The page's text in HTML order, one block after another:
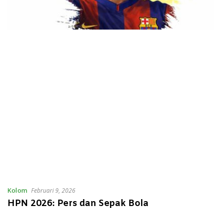
Kolom Februari 9, 2026
HPN 2026: Pers dan Sepak Bola